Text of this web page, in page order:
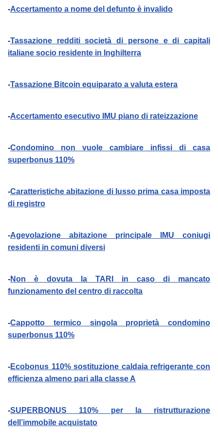
-Accertamento a nome del defunto è invalido
-Tassazione redditi società di persone e di capitali
italiane socio residente in Inghilterra
-Tassazione Bitcoin equiparato a valuta estera
-Accertamento esecutivo IMU piano di rateizzazione
-Condomino non vuole cambiare infissi di casa
superbonus 110%
-Caratteristiche abitazione di lusso prima casa imposta
di registro
-Agevolazione abitazione principale IMU coniugi
residenti in comuni diversi
-Non è dovuta la TARI in caso di mancato
funzionamento del centro di raccolta
-Cappotto termico singola proprietà condomino
superbonus 110%
-Ecobonus 110% sostituzione caldaia refrigerante con
efficienza almeno pari alla classe A
-SUPERBONUS 110% per la ristrutturazione
dell’immobile acquistato